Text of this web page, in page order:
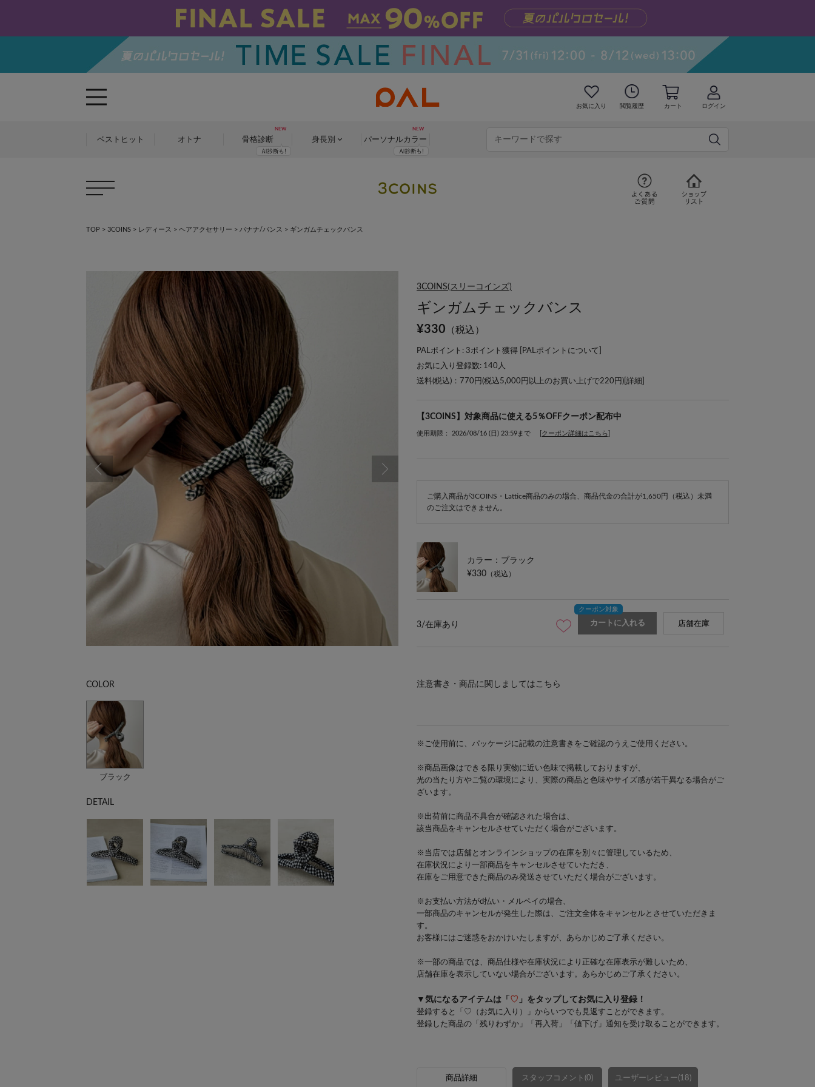
お気に入り 閲覧履歴 カート ログイン
ベストヒット オトナ 骨格診断 身長別 パーソナルカラー
TOP > 3COINS > レディース > ヘアアクセサリー > バナナ/バンス > ギンガムチェックバンス
COLOR
ブラック
DETAIL
3COINS(スリーコインズ)
ギンガムチェックバンス
¥330 （税込）
PALポイント: 3ポイント獲得 [ PALポイントについて
お気に入り登録数: 140 人
送料(税込)：770円(税込5,000円以上のお買い上げで220円)[ 詳細
【3COINS】対象商品に使える5％OFFクーポン配布中
使用期限： 2026/08/16 (日) 23:59まで [クーポン詳細はこちら]
ご購入商品が3COINS・Lattice商品のみの場合、商品代金の合計が1,650円（税込）未満
のご注文はできません。
カラー：ブラック
¥330 （税込）
3/在庫あり カートに入れる 店舗在庫
注意書き・商品に関しましてはこちら
※ご使用前に、パッケージに記載の注意書きをご確認のうえご使用ください。
※商品画像はできる限り実物に近い色味で掲載しておりますが、
光の当たり方やご覧の環境により、実際の商品と色味やサイズ感が若干異なる場合がご
ざいます。
※出荷前に商品不具合が確認された場合は、
該当商品をキャンセルさせていただく場合がございます。
※当店では店舗とオンラインショップの在庫を別々に管理しているため、
在庫状況により一部商品をキャンセルさせていただき、
在庫をご用意できた商品のみ発送させていただく場合がございます。
※お支払い方法がd払い・メルペイの場合、
一部商品のキャンセルが発生した際は、ご注文全体をキャンセルとさせていただきま
す。
お客様にはご迷惑をおかけいたしますが、あらかじめご了承ください。
※一部の商品では、商品仕様や在庫状況により正確な在庫表示が難しいため、
店舗在庫を表示していない場合がございます。あらかじめご了承ください。
▼気になるアイテムは「 ♡ 」をタップしてお気に入り登録！
登録すると「♡（お気に入り）」からいつでも見返すことができます。
登録した商品の「残りわずか」「再入荷」「値下げ」通知を受け取ることができます。
商品詳細 スタッフコメント(0) ユーザーレビュー(18)